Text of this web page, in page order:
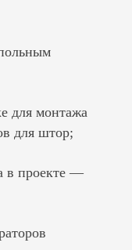
для монтажа
для штор;
в проекте —